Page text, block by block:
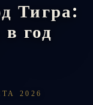
Тигра:
год
2026